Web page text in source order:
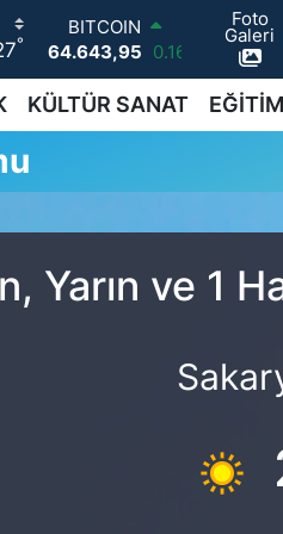
°
BITCOIN
64.643,95
0.16
DOLAR
47,6006 0.06
EURO
GRAM ALTIN
BİST100
13.768
48
Foto
Galeri
KÜLTÜR SANAT EĞİTİM
Yarın ve 1